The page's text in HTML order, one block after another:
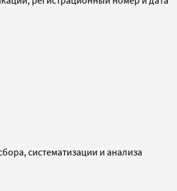
систематизации и анализа